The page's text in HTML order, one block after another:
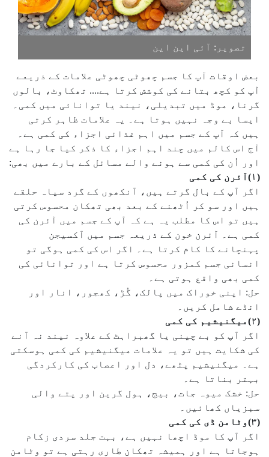
تصویر: آئی این این
بعض اوقات آپ کا جسم چھوٹی چھوٹی علامات کے ذریعے
آپ کو کچھ بتانے کی کوشش کرتا ہے.... تھکاوٹ، بالوں
گرنا، موڈ میں تبدیلی، نیند یا توانائی میں کمی۔
ایسا بے وجہ نہیں ہوتا ہے۔ یہ علامات ظاہر کرتی
ہیں کہ آپ کے جسم میں اہم غذائی اجزاء کی کمی ہے۔
آج اس کالم میں چند اہم اجزاء کا ذکر کیا جا رہا ہے
اور اُن کی کمی سے ہونے والے مسائل کے بارے میں بھی:
(۱)آئرن کی کمی
اگر آپ کے بال گرتے ہیں، آنکھوں کے گرد سیاہ حلقے
ہیں اور سو کر اُٹھنے کے بعد بھی تھکان محسوس کرتی
ہیں تو اس کا مطلب یہ ہے کہ آپ کے جسم میں آئرن کی
کمی ہے۔ آئرن خون کے ذریعہ جسم میں آکسیجن
پہنچانے کا کام کرتا ہے۔ اگر اس کی کمی ہوگی تو
انسانی جسم کمزور محسوس کرتا ہے اور توانائی کی
کمی بھی واقع ہوتی ہے۔
حل: اپنی خوراک میں پالک، گُڑ، کھجور، انار اور
انڈے شامل کریں۔
(۲)میگنیشیم کی کمی
اگر آپ کو بے چینی یا گھبراہٹ کے علاوہ نیند نہ آنے
کی شکایت ہیں تو یہ علامات میگنیشیم کی کمی ہوسکتی
ہے۔ میگنیشیم پٹھے، دل اور اعصاب کی کارکردگی
بہتر بناتا ہے۔
حل: خشک میوہ جات، بیج، ہول گرین اور پتے والی
سبزیاں کھائیں۔
(۳)وٹامن ڈی کی کمی
اگر آپ کا موڈ اچھا نہیں ہے، بہت جلد سردی زکام
ہوجاتا ہے اور ہمیشہ تھکان طاری رہتی ہے تو وٹامن